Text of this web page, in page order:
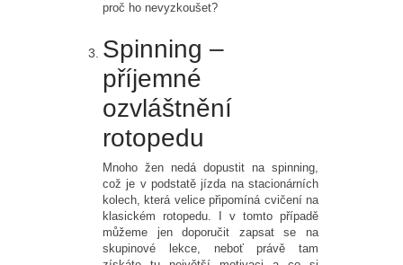
proč ho nevyzkoušet?
Spinning –
příjemné
ozvláštnění
rotopedu
Mnoho žen nedá dopustit na spinning,
což je v podstatě jízda na stacionárních
kolech, která velice připomíná cvičení na
klasickém rotopedu. I v tomto případě
můžeme jen doporučit zapsat se na
skupinové lekce, neboť právě tam